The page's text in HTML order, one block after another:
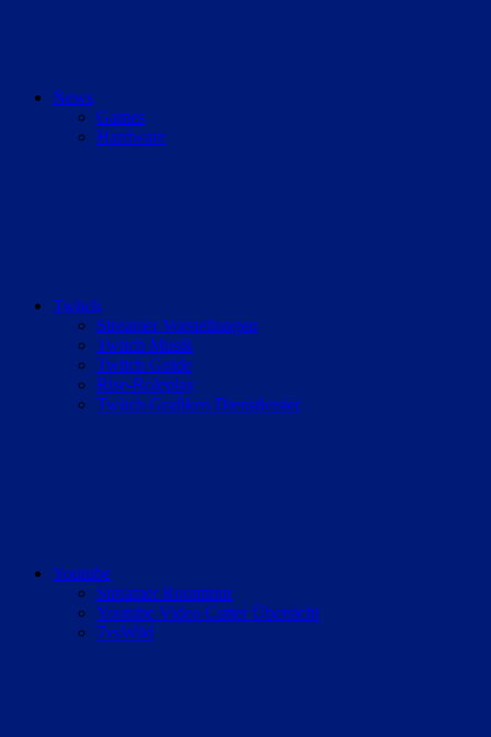
News
Games
Hardware
Twitch
Streamer Vorstellungen
Twitch Musik
Twitch Guide
Rise-Roleplay
Twitch Grafiken Dienstleister
Youtube
Streamer Roomtour
Youtube Video Cutter Übersicht
7vsWild